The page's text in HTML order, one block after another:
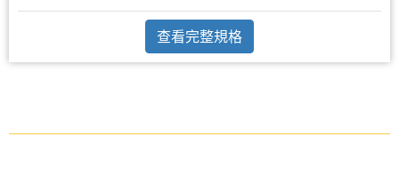
查看完整規格